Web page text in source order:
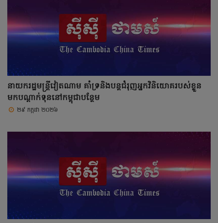
នាយករដ្ឋមន្ត្រីវៀតណាម គាំទ្រនិងបន្តជំរុញអ្នកវិនិយោគរបស់ខ្លួន
មកបណ្តាក់ទុននៅកម្ពុជាបន្ថែម
២៩ កក្កដា ២០២៦